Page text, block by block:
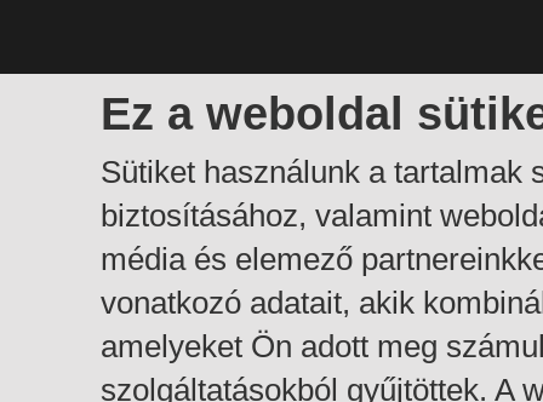
Ez a weboldal
Sütiket használunk a tartalmak
biztosításához, valamint
média és elemező
vonatkozó adatait, akik
amelyeket Ön adott meg
szolgáltatásokból gyűjtöttek. A